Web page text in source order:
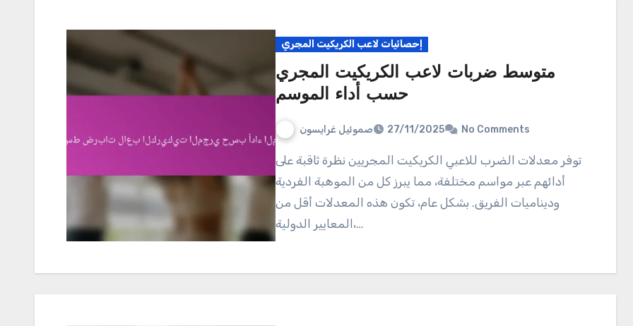
إحصائيات لاعب الكريكيت المجري
متوسط ضربات لاعب الكريكيت المجري
حسب أداء الموسم
صموئيل غرايسون 27/11/2025 No Comments
توفر معدلات الضرب للاعبي الكريكيت المجريين نظرة ثاقبة على
أدائهم عبر مواسم مختلفة، مما يبرز كل من الموهبة الفردية
وديناميات الفريق. بشكل عام، تكون هذه المعدلات أقل من
المعايير الدولية،…